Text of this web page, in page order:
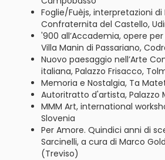
Foglie/Fuèjs, interpretazioni di
Confraternita del Castello,
'900 all’Accademia, opere
Villa Manin di Passariano,
Nuovo paesaggio nell’Arte
italiana, Palazzo Frisacco,
Memoria e Nostalgia, Ta
Autoritratto d'artista, Palazzo
MMM Art, international
Slovenia
Per Amore. Quindici anni di
Sarcinelli, a cura di Marco
(Treviso)